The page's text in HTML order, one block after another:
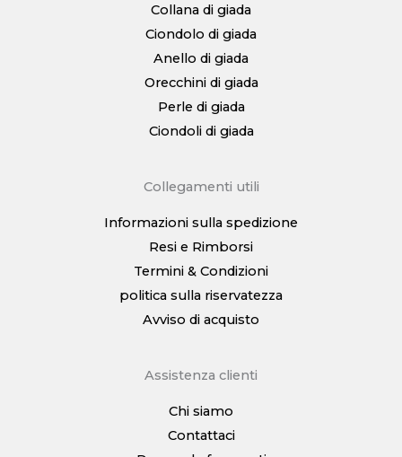
Collana di giada
Ciondolo di giada
Anello di giada
Orecchini di giada
Perle di giada
Ciondoli di giada
Collegamenti utili
Informazioni sulla spedizione
Resi e Rimborsi
Termini & Condizioni
politica sulla riservatezza
Avviso di acquisto
Assistenza clienti
Chi siamo
Contattaci